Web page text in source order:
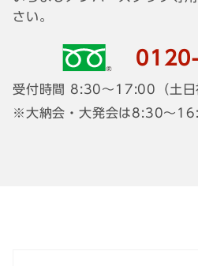
さい。
受付時間 8:30～17:00（土日
大納会・大発会は8:30～